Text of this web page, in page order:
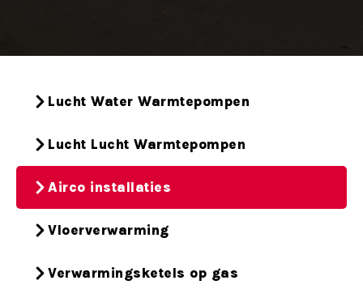
Lucht Water Warmtepompen
Lucht Lucht Warmtepompen
Airco installaties
Vloerverwarming
Verwarmingsketels op gas